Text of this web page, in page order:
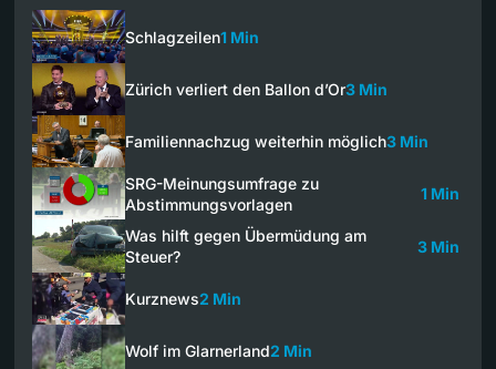
Schlagzeilen1 Min
Zürich verliert den Ballon d’Or3 Min
Familiennachzug weiterhin möglich3 Min
SRG-Meinungsumfrage zu
Abstimmungsvorlagen
1 Min
Was hilft gegen Übermüdung am
Steuer?
3 Min
Kurznews2 Min
Wolf im Glarnerland2 Min